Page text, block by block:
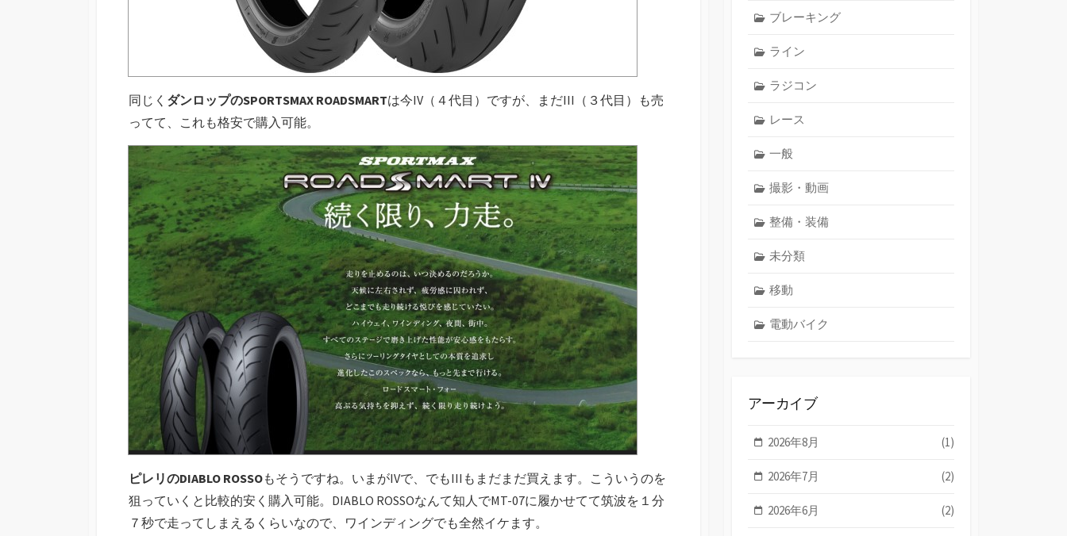
同じく ダンロップのSPORTSMAX ROADSMARTは今IV（４代目）ですが、まだIII（３代目）も売
ってて、これも格安で購入可能。
ピレリのDIABLO ROSSOもそうですね。いまがIVで、でもIIIもまだまだ買えます。こういうのを
狙っていくと比較的安く購入可能。DIABLO ROSSOなんて知人でMT-07に履かせてて筑波を１分
７秒で走ってしまえるくらいなので、ワインディングでも全然イケます。
ブレーキング
ライン
ラジコン
レース
一般
撮影・動画
整備・装備
未分類
移動
電動バイク
アーカイブ
2026年8月 (1)
2026年7月 (2)
2026年6月 (2)